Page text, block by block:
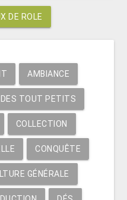
DE ROLE
AMBIANCE
TOUT PETITS
COLLECTION
CONQUÊTE
GÉNÉRALE